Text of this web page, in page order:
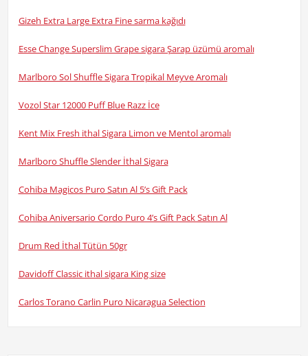
Gizeh Extra Large Extra Fine sarma kağıdı
Esse Change Superslim Grape sigara Şarap üzümü aromalı
Marlboro Sol Shuffle Sigara Tropikal Meyve Aromalı
Vozol Star 12000 Puff Blue Razz İce
Kent Mix Fresh ithal Sigara Limon ve Mentol aromalı
Marlboro Shuffle Slender İthal Sigara
Cohiba Magicos Puro Satın Al 5’s Gift Pack
Cohiba Aniversario Cordo Puro 4’s Gift Pack Satın Al
Drum Red İthal Tütün 50gr
Davidoff Classic ithal sigara King size
Carlos Torano Carlin Puro Nicaragua Selection